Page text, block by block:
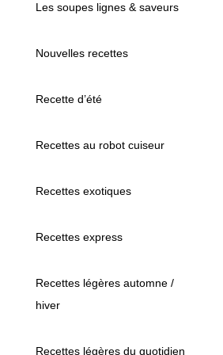
Les soupes lignes & saveurs
Nouvelles recettes
Recette d’été
Recettes au robot cuiseur
Recettes exotiques
Recettes express
Recettes légères automne /
hiver
Recettes légères du quotidien